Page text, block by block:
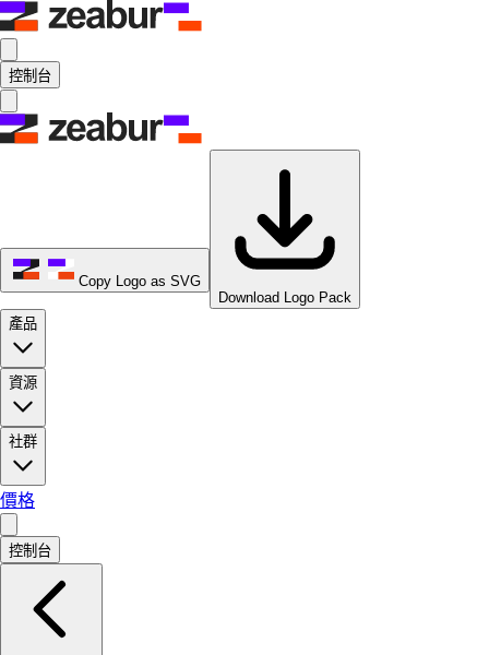
控制台
Copy Logo as SVG
Download Logo Pack
產品
資源
社群
價格
控制台